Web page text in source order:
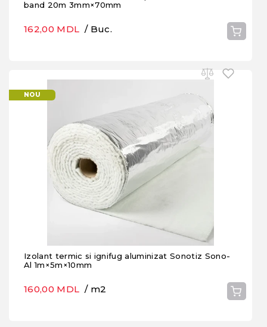
band 20m 3mm×70mm
162,00 MDL / Buc.
NOU
Izolant termic si ignifug aluminizat Sonotiz Sono-
Al 1m×5m×10mm
160,00 MDL / m2